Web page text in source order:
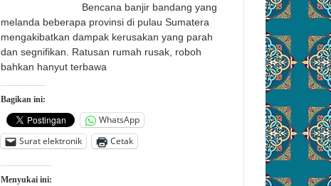
Bencana banjir bandang yang
melanda beberapa provinsi di pulau Sumatera
mengakibatkan dampak kerusakan yang parah
dan segnifikan. Ratusan rumah rusak, roboh
bahkan hanyut terbawa
Bagikan ini:
WhatsApp
Surat elektronik
Cetak
Menyukai ini: